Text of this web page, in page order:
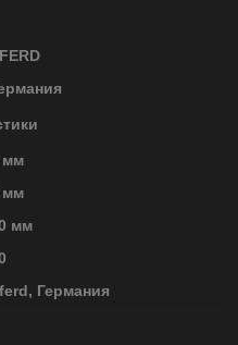
мм
мм
мм
Германия